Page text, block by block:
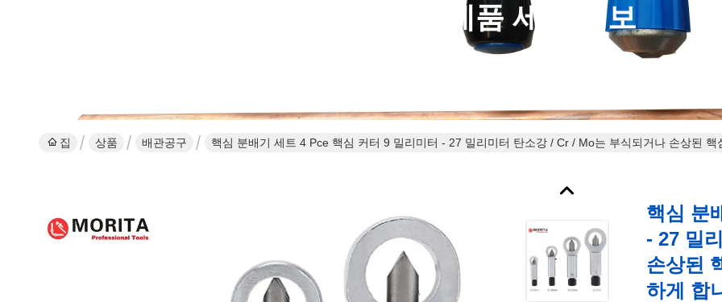
제품 세부 정보
집 상품 배관공구 핵심 분배기 세트 4 Pce 핵심 커터 9 밀리미터 - 27 밀리미터 탄소강 / Cr / Mo는 부식되거나 손상된
핵심 분
- 27 밀
손상된
하게 합